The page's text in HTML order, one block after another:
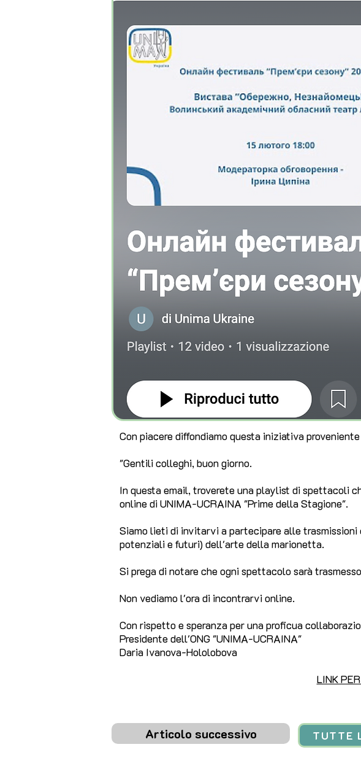
Con piacere diffondiamo questa iniziativa
"Gentili colleghi, buon giorno.
In questa email, troverete una playlist di spettacoli
online di UNIMA-UCRAINA "Prime della Stagione".
Siamo lieti di invitarvi a partecipare alle
potenziali e futuri) dell'arte della marionetta.
Si prega di notare che ogni spettacolo sarà
Non vediamo l'ora di incontrarvi online.
Con rispetto e speranza per una proficua
Presidente dell'ONG "UNIMA-UCRAINA"
Daria Ivanova-Hololobova
LINK
Articolo successivo TUTTE